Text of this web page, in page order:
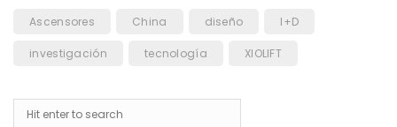
Ascensores China diseño I+D
investigación tecnología XIOLIFT